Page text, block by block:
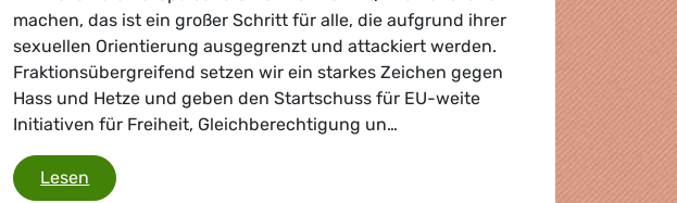
machen, das ist ein großer Schritt für alle, die aufgrund ihrer
sexuellen Orientierung ausgegrenzt und attackiert werden.
Fraktionsübergreifend setzen wir ein starkes Zeichen gegen
Hass und Hetze und geben den Startschuss für EU-weite
Initiativen für Freiheit, Gleichberechtigung un…
Lesen Erklärung der EU zur LGBTIQ-Freiheitszone